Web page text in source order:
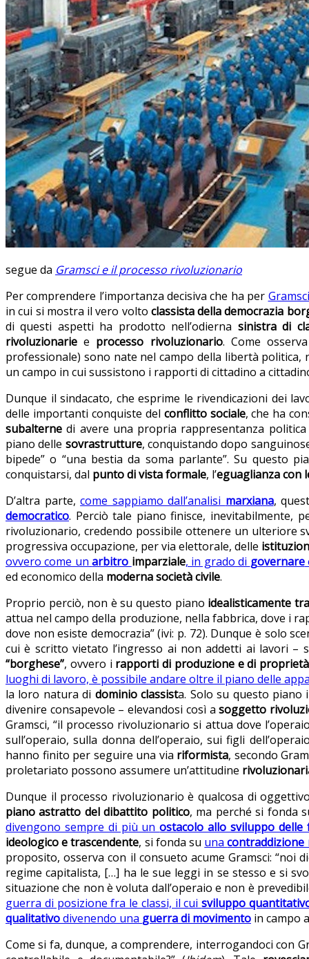
segue da Gramsci e il processo rivoluzionario
Per comprendere l’importanza decisiva che ha per Gramsci
in cui si mostra il vero volto classista della democrazia
di questi aspetti ha prodotto nell’odierna sinistra di
rivoluzionariee processo rivoluzionario. Come
professionale) sono nate nel campo della libertà politica,
un campo in cui sussistono i rapporti di cittadino a
Dunque il sindacato, che esprime le rivendicazioni dei
delle importanti conquiste del conflitto sociale, che ha
subalternedi avere una propria rappresentanza
piano delle sovrastrutture, conquistando dopo
bipede” o “una bestia da soma parlante”. Su questo
conquistarsi, dal punto di vista formale, l’eguaglianza con
D’altra parte,come sappiamo dall’analisi marxiana,
democratico. Perciò tale piano finisce, inevitabilmente,
rivoluzionario, credendo possibile ottenere un ulteriore
progressiva occupazione, per via elettorale, delle
ovvero come unarbitro imparziale, in grado di governare
ed economico della moderna società civile.
Proprio perciò, non è su questo piano idealisticamente
attua nel campo della produzione, nella fabbrica, dove i
dove non esiste democrazia” (ivi: p. 72). Dunque è solo
cui è scritto vietato l’ingresso ai non addetti ai lavori –
“borghese”, ovvero i rapporti di produzione e di proprietà
luoghi di lavoro, è possibile andare oltre il piano delle
la loro natura di dominio classista. Solo su questo piano
divenire consapevole – elevandosi così asoggetto
Gramsci, “il processo rivoluzionario si attua dove
sull’operaio, sulla donna dell’operaio, sui figli
hanno finito per seguire una via riformista, secondo
proletariato possono assumere un’attitudine
Dunque il processo rivoluzionario è qualcosa di
piano astratto del dibattito politico, ma perché si fonda
divengono sempre di più unostacolo allo sviluppo
ideologico e trascendente, si fonda su unacontraddizione
proposito, osserva con il consueto acume Gramsci: “noi
regime capitalista, […] ha le sue leggi in se stesso e si
situazione che non è voluta dall’operaio e non è
guerra di posizione fra le classi, il cuisviluppo
qualitativodivenendo una guerra di movimento in campo
Come si fa, dunque, a comprendere, interrogandoci con